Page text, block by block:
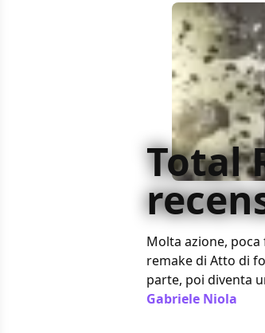
Total
Molta azione,
remake di Atto di
parte, poi diventa
Gabriele Niola